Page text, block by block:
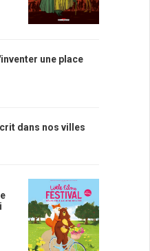
une place
dans nos villes